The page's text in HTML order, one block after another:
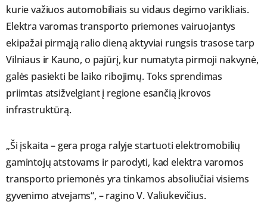
kurie važiuos automobiliais su vidaus degimo varikliais.
Elektra varomas transporto priemones vairuojantys
ekipažai pirmąją ralio dieną aktyviai rungsis trasose tarp
Vilniaus ir Kauno, o pajūrį, kur numatyta pirmoji nakvynė,
galės pasiekti be laiko ribojimų. Toks sprendimas
priimtas atsižvelgiant į regione esančią įkrovos
infrastruktūrą.
„Ši įskaita – gera proga ralyje startuoti elektromobilių
gamintojų atstovams ir parodyti, kad elektra varomos
transporto priemonės yra tinkamos absoliučiai visiems
gyvenimo atvejams“, – ragino V. Valiukevičius.